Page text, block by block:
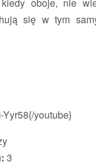
się w tym
youtube}
3